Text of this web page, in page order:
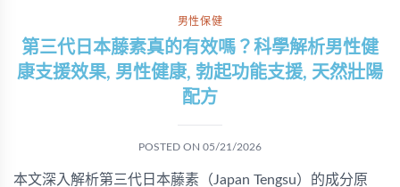
男性保健
第三代日本藤素真的有效嗎？科學解析男性健
康支援效果, 男性健康, 勃起功能支援, 天然壯陽
配方
POSTED ON 05/21/2026
本文深入解析第三代日本藤素（Japan Tengsu）的成分原